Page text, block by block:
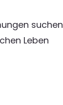
suchen
Leben